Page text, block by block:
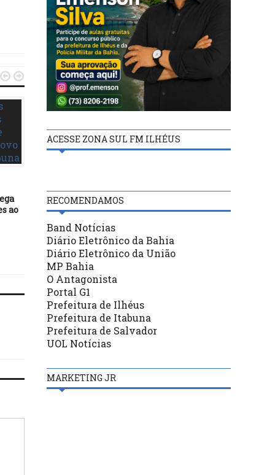
ao
25/11/22
TCU revela que obras
federais paralisadas
chegaram a 38,5% nos
últimos dois anos
BASÍLIO EM FESTA.
 
ACESSE ZONA SUL FM ILHÉUS
RECOMENDAMOS
Band Notícias
Diário Eletrônico da Bahia
Diário Eletrônico da União
MP Bahia
O Antagonista
Portal G1
Prefeitura de Ilhéus
Prefeitura de Itabuna
Prefeitura de Salvador
UOL Notícias
MARKETING JR